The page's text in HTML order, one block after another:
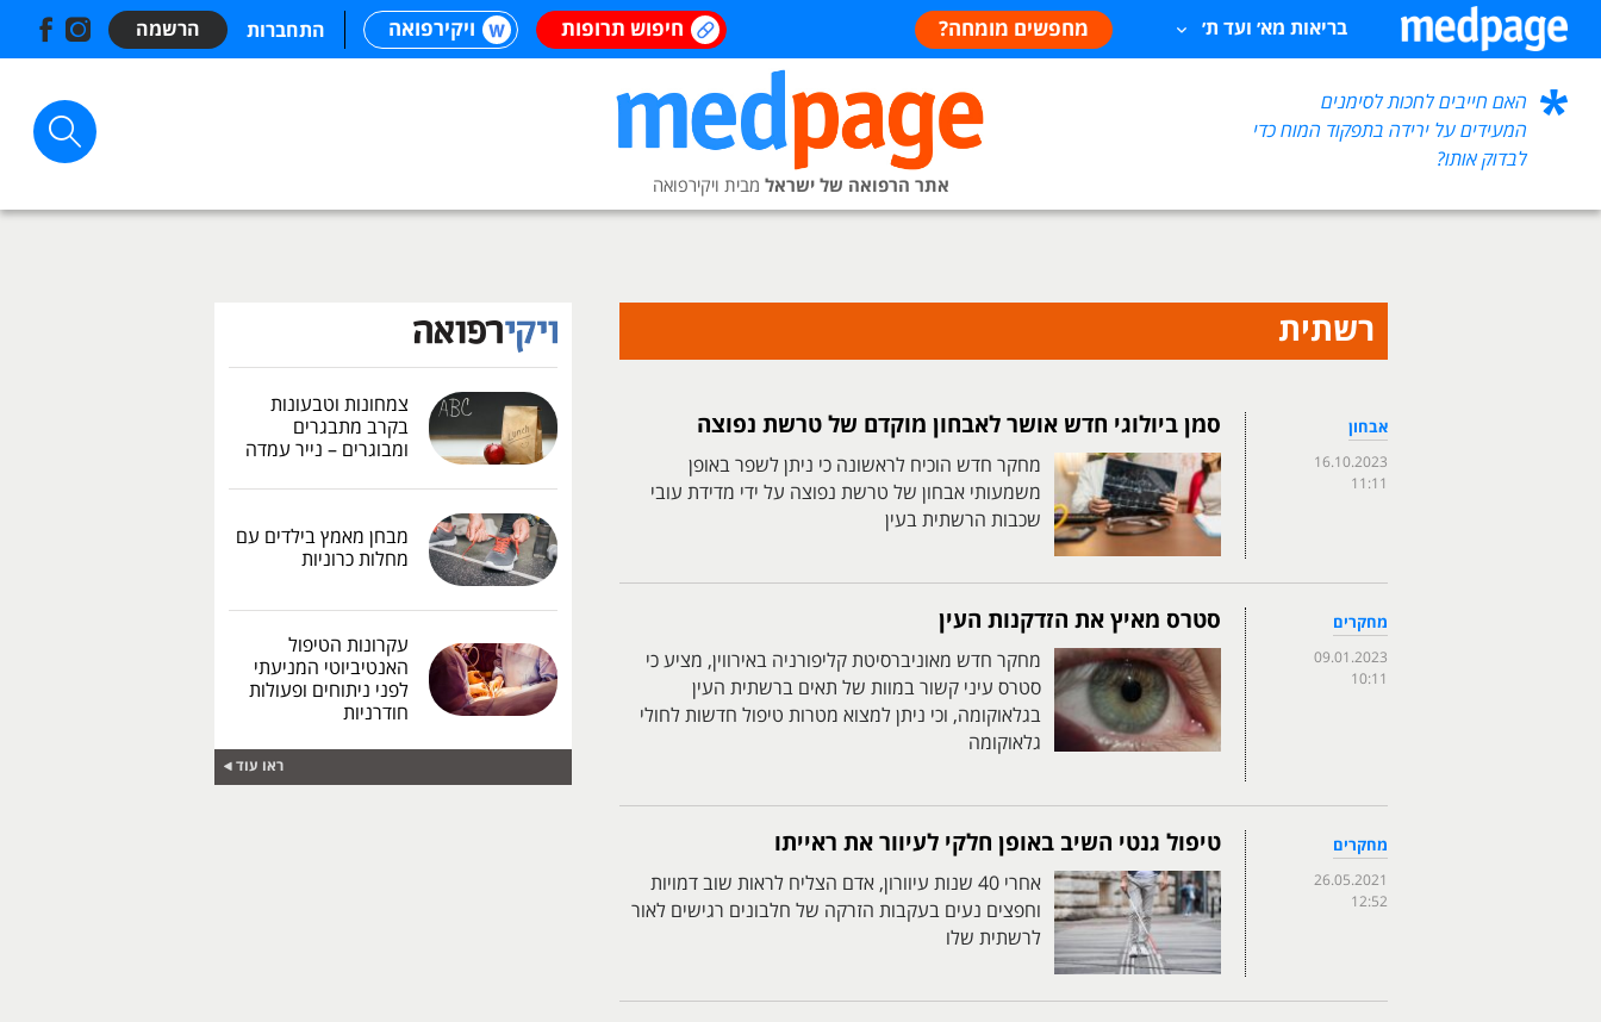
בריאות מא׳ ועד ת׳ מחפשים מומחה? חיפוש תרופות ויקירפואה התחברות הרשמה
האם חייבים לחכות לסימנים
המעידים על ירידה בתפקוד המוח כדי
לבדוק אותו?
אתר הרפואה של ישראל מבית ויקירפואה
רשתית
אבחון
16.10.2023
11:11
סמן ביולוגי חדש אושר לאבחון מוקדם של טרשת נפוצה
מחקר חדש הוכיח לראשונה כי ניתן לשפר באופן
משמעותי אבחון של טרשת נפוצה על ידי מדידת עובי
שכבות הרשתית בעין
מחקרים
09.01.2023
10:11
סטרס מאיץ את הזדקנות העין
מחקר חדש מאוניברסיטת קליפורניה באירווין, מציע כי
סטרס עיני קשור במוות של תאים ברשתית העין
בגלאוקומה, וכי ניתן למצוא מטרות טיפול חדשות לחולי
גלאוקומה
מחקרים
26.05.2021
12:52
טיפול גנטי השיב באופן חלקי לעיוור את ראייתו
אחרי 40 שנות עיוורון, אדם הצליח לראות שוב דמויות
וחפצים נעים בעקבות הזרקה של חלבונים רגישים לאור
לרשתית שלו
צמחונות וטבעונות
בקרב מתבגרים
ומבוגרים – נייר עמדה
מבחן מאמץ בילדים עם
מחלות כרוניות
עקרונות הטיפול
האנטיביוטי המניעתי
לפני ניתוחים ופעולות
חודרניות
ראו עוד